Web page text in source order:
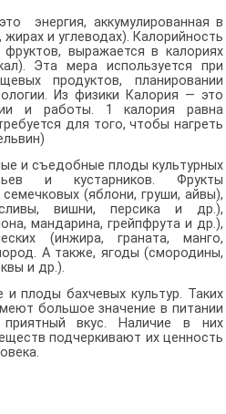
энергия, аккумулированная в
и углеводах). Калорийность
фруктов, выражается в калориях
Эта мера используется при
продуктов, планировании
Из физики Калория — это
и работы. 1 калория равна
для того, чтобы нагреть
и съедобные плоды культурных
и кустарников. Фрукты
(яблони, груши, айвы),
вишни, персика и др.),
мандарина, грейпфрута и др.),
(инжира, граната, манго,
А также, ягоды (смородины,
и др.).
плоды бахчевых культур. Таких
большое значение в питании
вкус. Наличие в них
подчеркивают их ценность